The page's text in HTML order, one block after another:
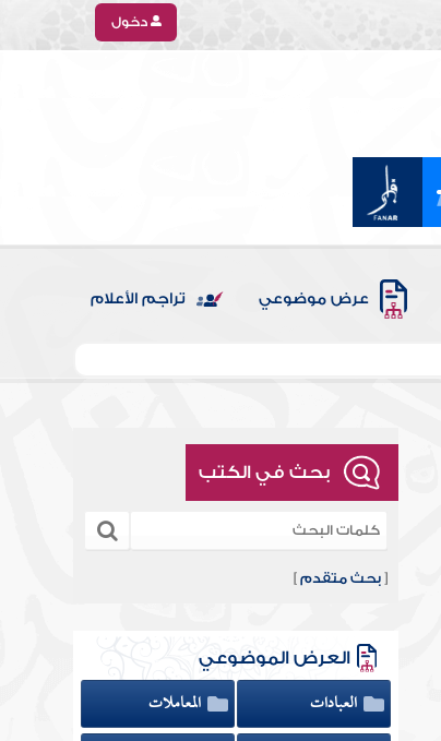
دخول
عرض موضوعي تراجم الأعلام
بحث في الكتب
[بحث متقدم ]
العرض الموضوعي
العبادات
المعاملات